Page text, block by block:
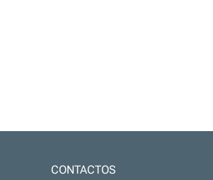
CONTACTOS